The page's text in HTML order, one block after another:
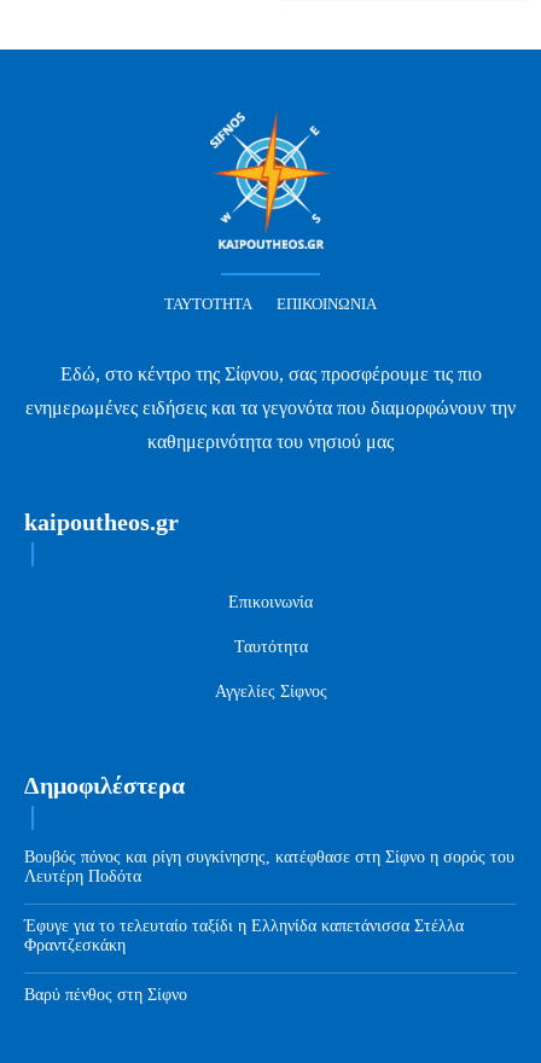
ΤΑΥΤΌΤΗΤΑ ΕΠΙΚΟΙΝΩΝΊΑ
Εδώ, στο κέντρο της Σίφνου, σας προσφέρουμε τις πιο
ενημερωμένες ειδήσεις και τα γεγονότα που διαμορφώνουν την
καθημερινότητα του νησιού μας
kaipoutheos.gr
Επικοινωνία
Ταυτότητα
Αγγελίες Σίφνος
Δημοφιλέστερα
Βουβός πόνος και ρίγη συγκίνησης, κατέφθασε στη Σίφνο η σορός του
Λευτέρη Ποδότα
Έφυγε για το τελευταίο ταξίδι η Ελληνίδα καπετάνισσα Στέλλα
Φραντζεσκάκη
Βαρύ πένθος στη Σίφνο